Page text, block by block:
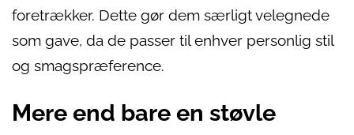
foretrækker. Dette gør dem særligt velegnede
som gave, da de passer til enhver personlig stil
og smagspræference.
Mere end bare en støvle